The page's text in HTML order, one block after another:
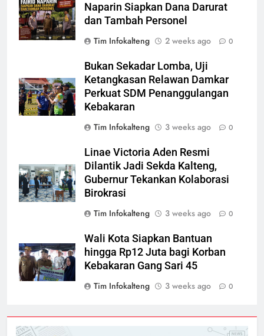
Naparin Siapkan Dana Darurat
dan Tambah Personel
Tim Infokalteng
2 weeks ago 0
Bukan Sekadar Lomba, Uji
Ketangkasan Relawan Damkar
Perkuat SDM Penanggulangan
Kebakaran
Tim Infokalteng
3 weeks ago 0
Linae Victoria Aden Resmi
Dilantik Jadi Sekda Kalteng,
Gubernur Tekankan Kolaborasi
Birokrasi
Tim Infokalteng
3 weeks ago 0
Wali Kota Siapkan Bantuan
hingga Rp12 Juta bagi Korban
Kebakaran Gang Sari 45
Tim Infokalteng
3 weeks ago 0